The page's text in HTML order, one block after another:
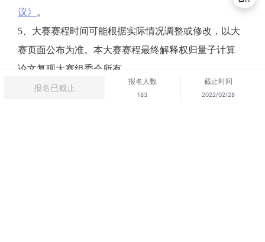
议》
。
5、大赛赛程时间可能根据实际情况调整或修改，以大
赛页面公布为准。本大赛赛程最终解释权归量子计算
论文复现大赛组委会所有。
报名已截止
报名人数
183
截止时间
2022/02/28